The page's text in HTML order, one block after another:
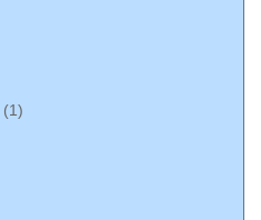
(1)